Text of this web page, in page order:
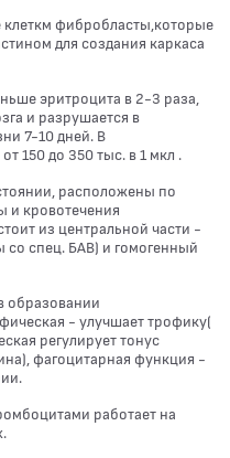
фибробласты,которые
для создания каркаса
эритроцита в 2-3 раза,
и разрушается в
7-10 дней. В
150 до 350 тыс. в 1 мкл .
расположены по
и кровотечения
из центральной части -
со спец. БАВ) и гомогенный
образовании
- улучшает трофику(
регулирует тонус
фагоцитарная функция -
работает на